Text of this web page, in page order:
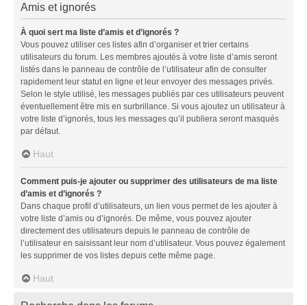
Amis et ignorés
À quoi sert ma liste d’amis et d’ignorés ?
Vous pouvez utiliser ces listes afin d’organiser et trier certains
utilisateurs du forum. Les membres ajoutés à votre liste d’amis seront
listés dans le panneau de contrôle de l’utilisateur afin de consulter
rapidement leur statut en ligne et leur envoyer des messages privés.
Selon le style utilisé, les messages publiés par ces utilisateurs peuvent
éventuellement être mis en surbrillance. Si vous ajoutez un utilisateur à
votre liste d’ignorés, tous les messages qu’il publiera seront masqués
par défaut.
Haut
Comment puis-je ajouter ou supprimer des utilisateurs de ma liste
d’amis et d’ignorés ?
Dans chaque profil d’utilisateurs, un lien vous permet de les ajouter à
votre liste d’amis ou d’ignorés. De même, vous pouvez ajouter
directement des utilisateurs depuis le panneau de contrôle de
l’utilisateur en saisissant leur nom d’utilisateur. Vous pouvez également
les supprimer de vos listes depuis cette même page.
Haut